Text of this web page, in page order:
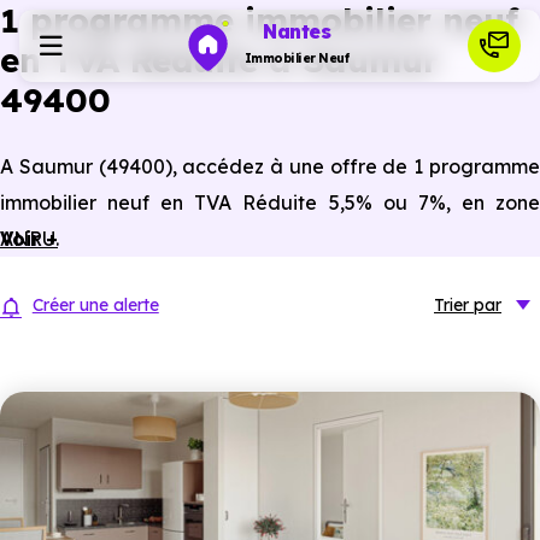
Nantes
Immobilier Neuf
Investir
Ressources
Financer
1 programme immobilier neuf
en TVA Réduite à Saumur
49400
A Saumur (49400), accédez à une offre de 1 programme
immobilier neuf en TVA Réduite 5,5% ou 7%, en zone
ANRU.
Voir +
Créer une alerte Trier par